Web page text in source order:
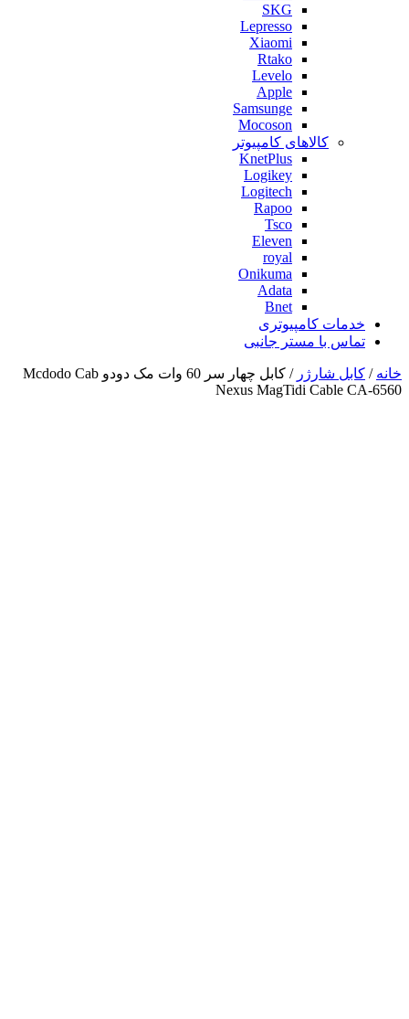
SKG
Lepresso
Xiaomi
Rtako
Levelo
Apple
Samsunge
Mocoson
کالاهای کامپیوتر
KnetPlus
Logikey
Logitech
Rapoo
Tsco
Eleven
royal
Onikuma
Adata
Bnet
خدمات کامپیوتری
تماس با مستر جانبی
خانه / کابل شارژر
/ کابل چهار سر 60 وات مک دودو Mcdodo Cab
Nexus MagTidi Cable CA-6560